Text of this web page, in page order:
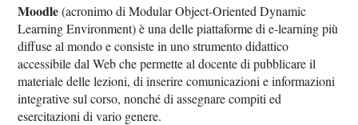
Moodle(acronimo di Modular Object-Oriented Dynamic
Learning Environment) è una delle piattaforme di e-learning più
diffuse al mondo e consiste in uno strumento didattico
accessibile dal Web che permette al docente di pubblicare il
materiale delle lezioni, di inserire comunicazioni e informazioni
integrative sul corso, nonché di assegnare compiti ed
esercitazioni di vario genere.